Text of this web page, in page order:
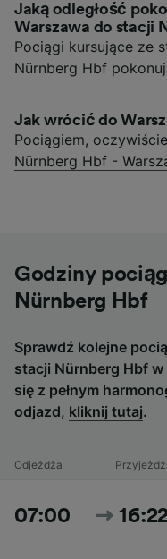
Jaką odległość
Warszawa do stacji
Pociągi kursujące ze
Nürnberg Hbf
Jak wrócić do
Pociągiem,
Nürnberg Hbf -
Godziny
Nürnberg Hbf
Sprawdź kolejne
stacji Nürnberg Hbf
się z pełnym
odjazd, kliknij tutaj.
Odjeżdża
07:00